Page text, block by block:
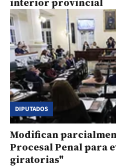
DIPUTADOS
Modifican
Procesal Penal para
giratorias"